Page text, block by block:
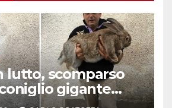
lutto, scomparso
gigante